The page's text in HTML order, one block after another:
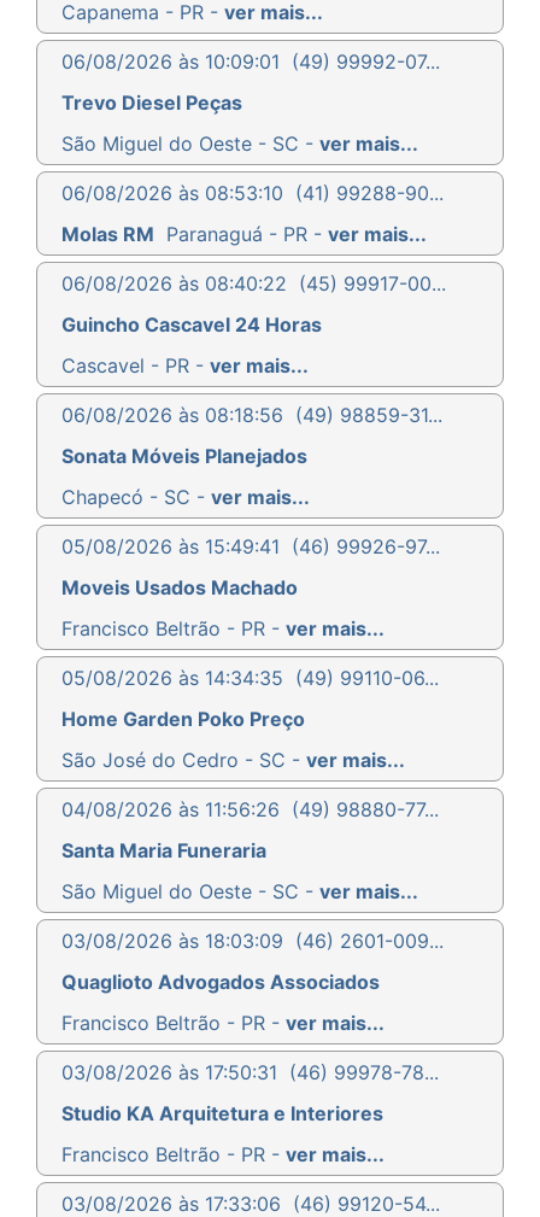
Capanema - PR - ver mais...
06/08/2026 às 10:09:01 (49) 99992-07...
Trevo Diesel Peças
São Miguel do Oeste - SC - ver mais...
06/08/2026 às 08:53:10 (41) 99288-90...
Molas RM Paranaguá - PR - ver mais...
06/08/2026 às 08:40:22 (45) 99917-00...
Guincho Cascavel 24 Horas
Cascavel - PR - ver mais...
06/08/2026 às 08:18:56 (49) 98859-31...
Sonata Móveis Planejados
Chapecó - SC - ver mais...
05/08/2026 às 15:49:41 (46) 99926-97...
Moveis Usados Machado
Francisco Beltrão - PR - ver mais...
05/08/2026 às 14:34:35 (49) 99110-06...
Home Garden Poko Preço
São José do Cedro - SC - ver mais...
04/08/2026 às 11:56:26 (49) 98880-77...
Santa Maria Funeraria
São Miguel do Oeste - SC - ver mais...
03/08/2026 às 18:03:09 (46) 2601-009...
Quaglioto Advogados Associados
Francisco Beltrão - PR - ver mais...
03/08/2026 às 17:50:31 (46) 99978-78...
Studio KA Arquitetura e Interiores
Francisco Beltrão - PR - ver mais...
03/08/2026 às 17:33:06 (46) 99120-54...